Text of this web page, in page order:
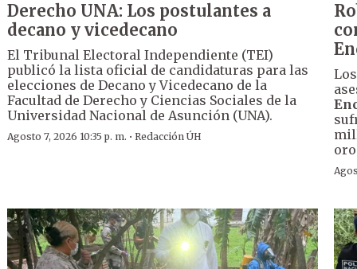
Derecho UNA: Los postulantes a
decano y vicedecano
El Tribunal Electoral Independiente (TEI)
publicó la lista oficial de candidaturas para las
elecciones de Decano y Vicedecano de la
Facultad de Derecho y Ciencias Sociales de la
Universidad Nacional de Asunción (UNA).
Agosto 7, 2026 10:35 p. m. ·Redacción ÚH